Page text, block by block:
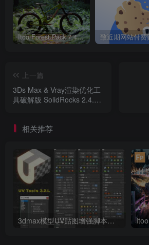
Itoo Forest Pack 7.4.20 森林插件 For 3DSMAX 2014 ~ 2023 汉化永久版
上一篇
3Ds Max & Vray渲染优化工
具破解版 SolidRocks 2.4.0
相关推荐
3dmax模型UV贴图增强脚本插件工具UVTools 3.2L 汉化破解版 For 3dmax2014~2023